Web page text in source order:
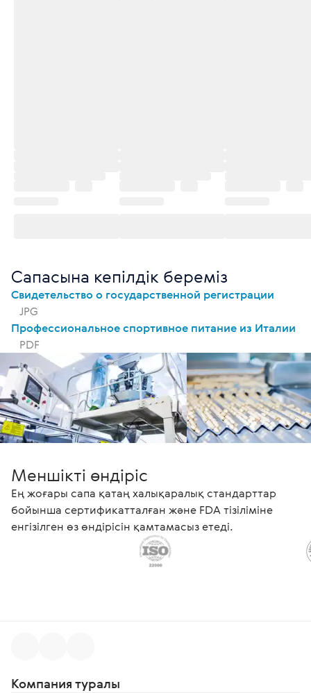
Сапасына кепілдік береміз
Свидетельство о государственной регистрации
JPG
Профессиональное спортивное питание из Италии
PDF
Меншікті өндіріс
Ең жоғары сапа қатаң халықаралық стандарттар
бойынша сертификатталған және FDA тізіліміне
енгізілген өз өндірісін қамтамасыз етеді.
Компания туралы